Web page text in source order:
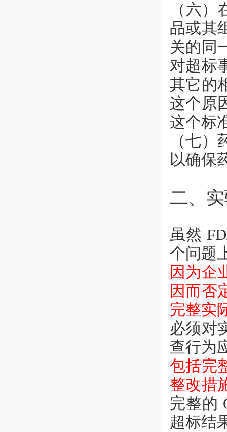
（六
品或其
关的同
对超标
其它的
这个原
这个标
（七
以确保
二、
虽然
个问题
因为企
因而否
完整实
必须对
查行为
包括完
整改措
完整的
超标结